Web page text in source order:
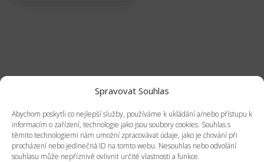
Spravovat Souhlas
Abychom poskytli co nejlepší služby, používáme k ukládání a/nebo přístupu k
informacím o zařízení, technologie jako jsou soubory cookies. Souhlas s
těmito technologiemi nám umožní zpracovávat údaje, jako je chování při
procházení nebo jedinečná ID na tomto webu. Nesouhlas nebo odvolání
souhlasu může nepříznivě ovlivnit určité vlastnosti a funkce.
KONTAKTY